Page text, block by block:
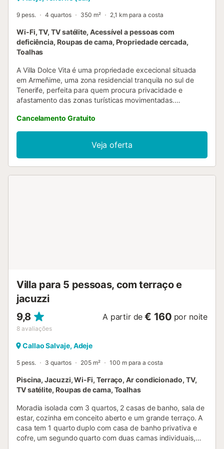
9 pess. 4 quartos 350 m² 2,1 km para a costa
Wi-Fi, TV, TV satélite, Acessível a pessoas com
deficiência, Roupas de cama, Propriedade cercada,
Toalhas
A Villa Dolce Vita é uma propriedade excecional situada
em Armeñime, uma zona residencial tranquila no sul de
Tenerife, perfeita para quem procura privacidade e
afastamento das zonas turísticas movimentadas.
terraços com vistas deslumbrantes para o mar, num
ambiente silencioso onde só se ouvem o vento e a água.
Ideal para famílias ou grupos que queiram conhecer
Tenerife com conforto e exclusividade. A villa localiza-se
em Armeñime, numa área residencial sem turismo a pé.
calmo e residencial, sem ruídos noturnos - A villa não
dispõe de ar condicionado Uma villa espetacular para
aproveitarem o clima único de Tenerife com total
privacidade. Tenham em conta que o carro é
indispensável para explorar a região, embora tudo esteja a
poucos minutos....
Cancelamento Gratuito
Veja oferta
Villa para 5 pessoas, com terraço e
jacuzzi
9,8
8 avaliações
A partir de € 160 por noite
Callao Salvaje, Adeje
5 pess. 3 quartos 205 m² 100 m para a costa
Piscina, Jacuzzi, Wi-Fi, Terraço, Ar condicionado, TV,
TV satélite, Roupas de cama, Toalhas
Moradia isolada com 3 quartos, 2 casas de banho, sala de
estar, cozinha em conceito aberto e um grande terraço. A
casa tem 1 quarto duplo com casa de banho privativa e
cofre, um segundo quarto com duas camas individuais,